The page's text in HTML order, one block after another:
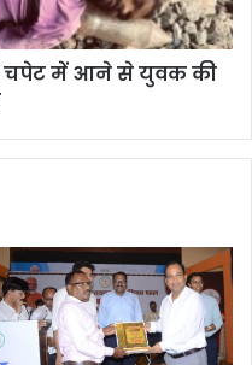
चपेट में आने से युवक की